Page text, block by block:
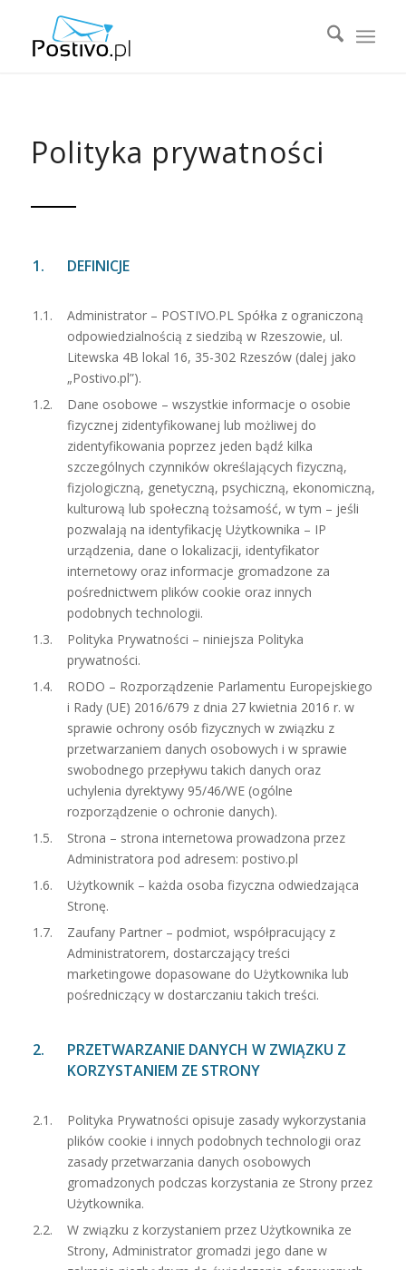
Polityka prywatności
DEFINICJE
Administrator – POSTIVO.PL Spółka z ograniczoną
odpowiedzialnością z siedzibą w Rzeszowie, ul.
Litewska 4B lokal 16, 35-302 Rzeszów (dalej jako
„Postivo.pl”).
Dane osobowe – wszystkie informacje o osobie
fizycznej zidentyfikowanej lub możliwej do
zidentyfikowania poprzez jeden bądź kilka
szczególnych czynników określających fizyczną,
fizjologiczną, genetyczną, psychiczną, ekonomiczną,
kulturową lub społeczną tożsamość, w tym – jeśli
pozwalają na identyfikację Użytkownika – IP
urządzenia, dane o lokalizacji, identyfikator
internetowy oraz informacje gromadzone za
pośrednictwem plików cookie oraz innych
podobnych technologii.
Polityka Prywatności – niniejsza Polityka
prywatności.
RODO – Rozporządzenie Parlamentu Europejskiego
i Rady (UE) 2016/679 z dnia 27 kwietnia 2016 r. w
sprawie ochrony osób fizycznych w związku z
przetwarzaniem danych osobowych i w sprawie
swobodnego przepływu takich danych oraz
uchylenia dyrektywy 95/46/WE (ogólne
rozporządzenie o ochronie danych).
Strona – strona internetowa prowadzona przez
Administratora pod adresem: postivo.pl
Użytkownik – każda osoba fizyczna odwiedzająca
Stronę.
Zaufany Partner – podmiot, współpracujący z
Administratorem, dostarczający treści
marketingowe dopasowane do Użytkownika lub
pośredniczący w dostarczaniu takich treści.
PRZETWARZANIE DANYCH W ZWIĄZKU Z
KORZYSTANIEM ZE STRONY
Polityka Prywatności opisuje zasady wykorzystania
plików cookie i innych podobnych technologii oraz
zasady przetwarzania danych osobowych
gromadzonych podczas korzystania ze Strony przez
Użytkownika.
W związku z korzystaniem przez Użytkownika ze
Strony, Administrator gromadzi jego dane w